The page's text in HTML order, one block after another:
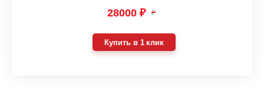
28000 ₽ ₽
Купить в 1 клик